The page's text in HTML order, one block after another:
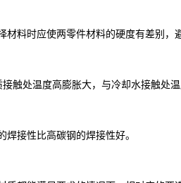
时应使两零件材料的硬度有差别，
处温度高膨胀大，与冷却水接触处
接性比高碳钢的焊接性好。